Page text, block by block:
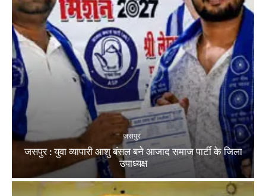
जसपुर
जसपुर : युवा व्यापारी आशु बंसल बने आजाद समाज पार्टी के जिला
उपाध्यक्ष